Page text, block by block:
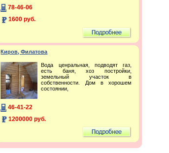
78-46-06
1600 руб.
Киров, Филатова
Вода ценральная, подводят газ,
есть баня, хоз постройки,
земельный участок в
собственности. Дом в хорошем
состоянии,
46-41-22
1200000 руб.